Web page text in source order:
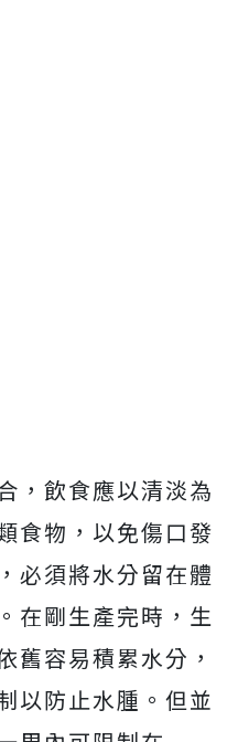
，飲食應以清淡為
食物，以免傷口發
必須將水分留在體
在剛生產完時，生
舊容易積累水分，
以防止水腫。但並